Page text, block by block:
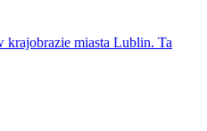
miasta Lublin. Ta